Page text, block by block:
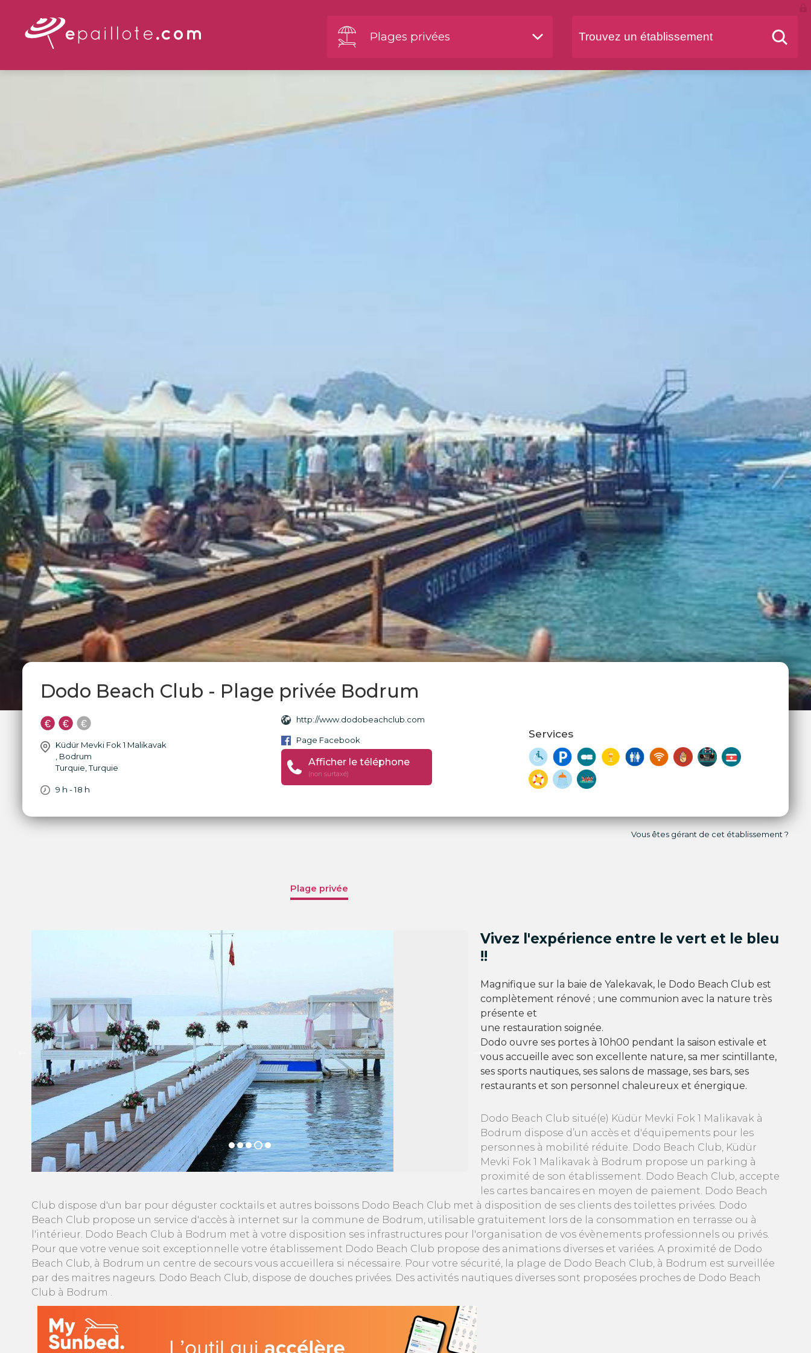
Plages privées
Dodo Beach Club - Plage privée Bodrum
Küdür Mevki Fok 1 Malikavak
, Bodrum
Turquie,Turquie
9 h - 18 h
http://www.dodobeachclub.com
Page Facebook
Afficher le téléphone
(non surtaxé)
Services
Vous êtes gérant de cet établissement ?
Plage privée
Vivez l'expérience entre le vert et le bleu
!!
Magnifique sur la baie de Yalekavak, le Dodo Beach Club est
complètement rénové ; une communion avec la nature très
présente et
une restauration soignée.
Dodo ouvre ses portes à 10h00 pendant la saison estivale et
vous accueille avec son excellente nature, sa mer scintillante,
ses sports nautiques, ses salons de massage, ses bars, ses
restaurants et son personnel chaleureux et énergique.
Dodo Beach Club situé(e) Küdür Mevki Fok 1 Malikavak à
Bodrum dispose d’un accès et d'équipements pour les
personnes à mobilité réduite. Dodo Beach Club, Küdür
Mevki Fok 1 Malikavak à Bodrum propose un parking à
proximité de son établissement. Dodo Beach Club, accepte
les cartes bancaires en moyen de paiement. Dodo Beach
Club dispose d'un bar pour déguster cocktails et autres boissons Dodo Beach Club met à disposition de ses clients des toilettes privées. Dodo
Beach Club propose un service d'accès à internet sur la commune de Bodrum, utilisable gratuitement lors de la consommation en terrasse ou à
l'intérieur. Dodo Beach Club à Bodrum met à votre disposition ses infrastructures pour l'organisation de vos évènements professionnels ou privés.
Pour que votre venue soit exceptionnelle votre établissement Dodo Beach Club propose des animations diverses et variées. A proximité de Dodo
Beach Club, à Bodrum un centre de secours vous accueillera si nécessaire. Pour votre sécurité, la plage de Dodo Beach Club, à Bodrum est surveillée
par des maitres nageurs. Dodo Beach Club, dispose de douches privées. Des activités nautiques diverses sont proposées proches de Dodo Beach
Club à Bodrum .